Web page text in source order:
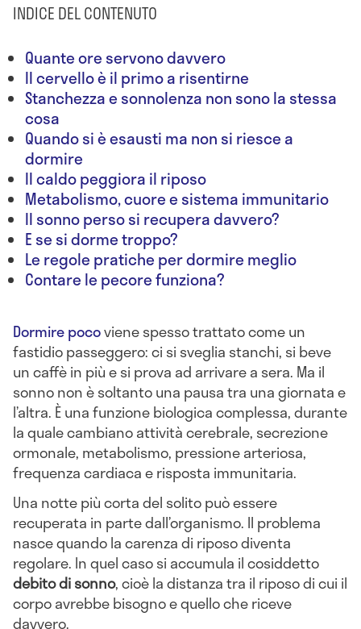
INDICE DEL CONTENUTO
Quante ore servono davvero
Il cervello è il primo a risentirne
Stanchezza e sonnolenza non sono la stessa
cosa
Quando si è esausti ma non si riesce a
dormire
Il caldo peggiora il riposo
Metabolismo, cuore e sistema immunitario
Il sonno perso si recupera davvero?
E se si dorme troppo?
Le regole pratiche per dormire meglio
Contare le pecore funziona?
Dormire pocoviene spesso trattato come un
fastidio passeggero: ci si sveglia stanchi, si beve
un caffè in più e si prova ad arrivare a sera. Ma il
sonno non è soltanto una pausa tra una giornata e
l’altra. È una funzione biologica complessa, durante
la quale cambiano attività cerebrale, secrezione
ormonale, metabolismo, pressione arteriosa,
frequenza cardiaca e risposta immunitaria.
Una notte più corta del solito può essere
recuperata in parte dall’organismo. Il problema
nasce quando la carenza di riposo diventa
regolare. In quel caso si accumula il cosiddetto
debito di sonno, cioè la distanza tra il riposo di cui il
corpo avrebbe bisogno e quello che riceve
davvero.